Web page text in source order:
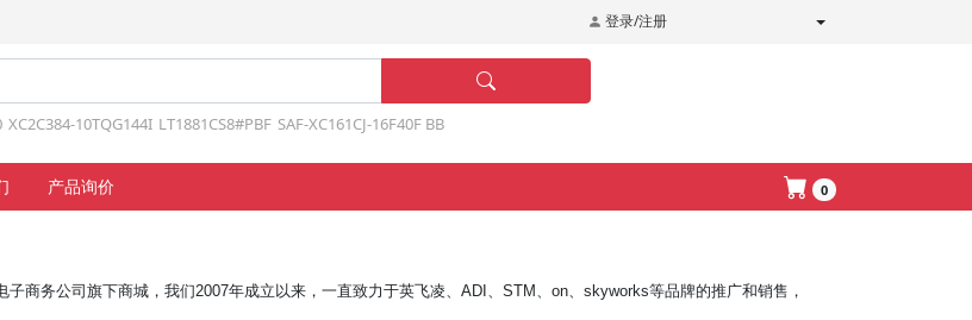
登录/注册
XC2C384-10TQG144I LT1881CS8#PBF SAF-XC161CJ-16F40F BB
产品询价 0
子商务公司旗下商城，我们2007年成立以来，一直致力于英飞凌、ADI、STM、on、skyworks等品牌的推广和销售，